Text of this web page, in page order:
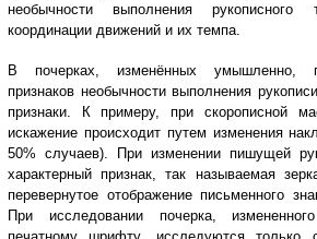
необычности выполнения
координации движений и их темпа.
В почерках, изменённых умышленно,
признаков необычности выполнения
признаки. К примеру, при скорописной
искажение происходит путем изменения
50% случаев). При изменении пишущей
характерный признак, так называемая
перевернутое отображение письменного
При исследовании почерка,